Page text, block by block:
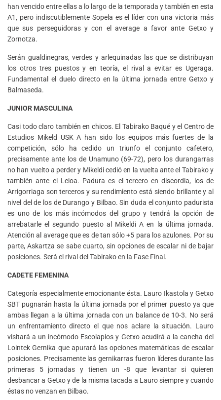
han vencido entre ellas a lo largo de la temporada y también en esta
A1, pero indiscutiblemente Sopela es el líder con una victoria más
que sus perseguidoras y con el average a favor ante Getxo y
Zornotza.
Serán gualdinegras, verdes y arlequinadas las que se distribuyan
los otros tres puestos y en teoría, el rival a evitar es Ugeraga.
Fundamental el duelo directo en la última jornada entre Getxo y
Balmaseda.
JUNIOR MASCULINA
Casi todo claro también en chicos. El Tabirako Baqué y el Centro de
Estudios Mikeld USK A han sido los equipos más fuertes de la
competición, sólo ha cedido un triunfo el conjunto cafetero,
precisamente ante los de Unamuno (69-72), pero los durangarras
no han vuelto a perder y Mikeldi cedió en la vuelta ante el Tabirako y
también ante el Leioa. Padura es el tercero en discordia, los de
Arrigorriaga son terceros y su rendimiento está siendo brillante y al
nivel del de los de Durango y Bilbao. Sin duda el conjunto padurista
es uno de los más incómodos del grupo y tendrá la opción de
arrebatarle el segundo puesto al Mikeldi A en la última jornada.
Atención al average que es de tan sólo +5 para los azulones. Por su
parte, Askartza se sabe cuarto, sin opciones de escalar ni de bajar
posiciones. Será el rival del Tabirako en la Fase Final.
CADETE FEMENINA
Categoría especialmente emocionante ésta. Lauro Ikastola y Getxo
SBT pugnarán hasta la última jornada por el primer puesto ya que
ambas llegan a la última jornada con un balance de 10-3. No será
un enfrentamiento directo el que nos aclare la situación. Lauro
visitará a un incómodo Escolapios y Getxo acudirá a la cancha del
Lointek Gernika que apurará las opciones matemáticas de escalar
posiciones. Precisamente las gernikarras fueron líderes durante las
primeras 5 jornadas y tienen un -8 que levantar si quieren
desbancar a Getxo y de la misma tacada a Lauro siempre y cuando
éstas no venzan en Bilbao.